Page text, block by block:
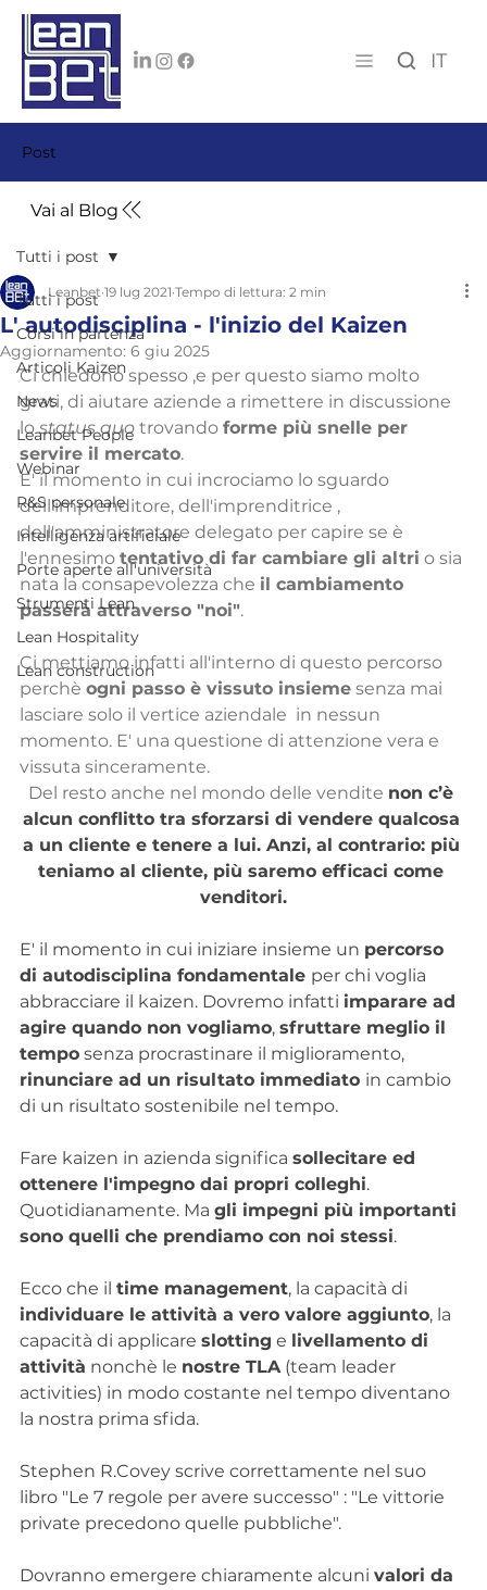
IT
Post
Vai al Blog
Tutti i post
Corsi in partenza
Articoli Kaizen
News
Leanbet People
Webinar
R&S personale
Intelligenza artificiale
Porte aperte all'università
Strumenti Lean
Lean Hospitality
Lean construction
Tutti i post
L' autodisciplina - l'inizio del Kaizen
Leanbet 19 lug 2021 Tempo di lettura: 2 min
Aggiornamento: 6 giu 2025
Ci chiedono spesso ,e per questo siamo molto
grati, di aiutare aziende a rimettere in discussione
lo status quo trovando forme più snelle per
servire il mercato.
E' il momento in cui incrociamo lo sguardo
dell'imprenditore, dell'imprenditrice ,
dell'amministratore delegato per capire se è
l'ennesimo tentativo di far cambiare gli altri o sia
nata la consapevolezza che il cambiamento
passerà attraverso "noi".
Ci mettiamo infatti all'interno di questo percorso
perchè ogni passo è vissuto insieme senza mai
lasciare solo il vertice aziendale  in nessun
momento. E' una questione di attenzione vera e
vissuta sinceramente.
Del resto anche nel mondo delle vendite non c’è
alcun conflitto tra sforzarsi di vendere qualcosa
a un cliente e tenere a lui. Anzi, al contrario: più
teniamo al cliente, più saremo efficaci come
venditori.
E' il momento in cui iniziare insieme un percorso
di autodisciplina fondamentale per chi voglia
abbracciare il kaizen. Dovremo infatti imparare ad
agire quando non vogliamo, sfruttare meglio il
tempo senza procrastinare il miglioramento,
rinunciare ad un risultato immediato in cambio
di un risultato sostenibile nel tempo.
Fare kaizen in azienda significa sollecitare ed
ottenere l'impegno dai propri colleghi.
Quotidianamente. Ma gli impegni più importanti
sono quelli che prendiamo con noi stessi.
Ecco che il time management, la capacità di
individuare le attività a vero valore aggiunto, la
capacità di applicare slotting e livellamento di
attività nonchè le nostre TLA (team leader
activities) in modo costante nel tempo diventano
la nostra prima sfida.
Stephen R.Covey scrive correttamente nel suo
libro "Le 7 regole per avere successo" : "Le vittorie
private precedono quelle pubbliche".
Dovranno emergere chiaramente alcuni valori da